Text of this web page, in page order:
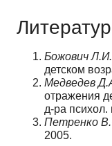
Божович Л.И.
детском
Медведев
отражения
д-ра
Петренко
2005.